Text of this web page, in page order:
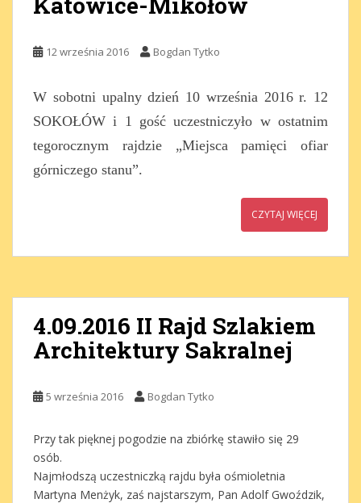
12 września 2016 Bogdan Tytko
W sobotni upalny dzień 10 września 2016 r. 12
SOKOŁÓW i 1 gość uczestniczyło w ostatnim
tegorocznym rajdzie „Miejsca pamięci ofiar
górniczego stanu”.
CZYTAJ WIĘCEJ
4.09.2016 II Rajd Szlakiem
Architektury Sakralnej
5 września 2016 Bogdan Tytko
Przy tak pięknej pogodzie na zbiórkę stawiło się 29
osób.
Najmłodszą uczestniczką rajdu była ośmioletnia
Martyna Menżyk, zaś najstarszym, Pan Adolf Gwoździk,